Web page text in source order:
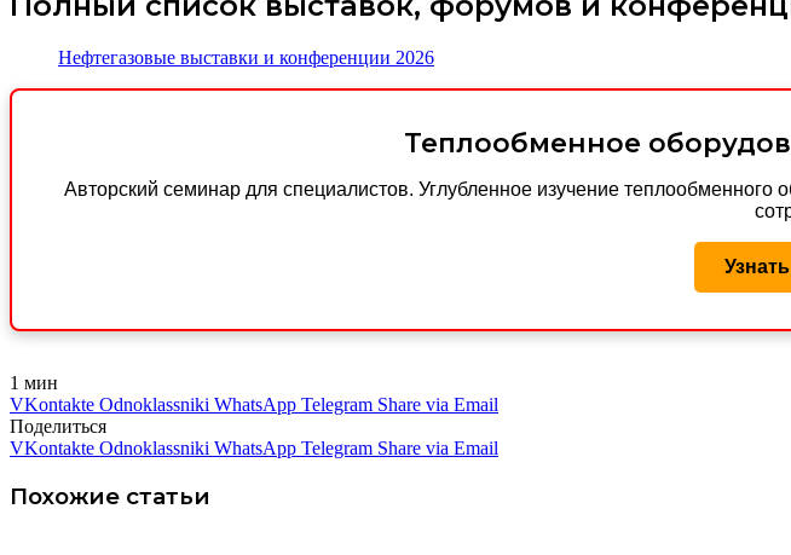
Нефтегазовые выставки и конференции 2026
Теплообменное
Авторский семинар для специалистов. Углубленное изучение
1 мин
VKontakte Odnoklassniki WhatsApp Telegram Share via Email
Поделиться
VKontakte Odnoklassniki WhatsApp Telegram Share via Email
Похожие статьи